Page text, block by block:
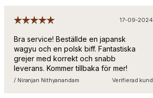
17-09-2024
Bra service! Beställde en japansk
wagyu och en polsk biff. Fantastiska
grejer med korrekt och snabb
leverans. Kommer tillbaka för mer!
/ Niranjan Nithyanandam Verifierad kund